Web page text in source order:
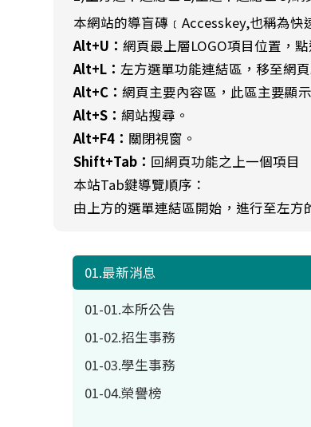
本網站的導盲磚﹝Accesskey,也稱為快
Alt+U：網頁最上層LOGO項目位置，
Alt+L：左方選單功能連結區，移至網
Alt+C：網頁主要內容區，此區主要顯
Alt+S：網站搜尋。
Alt+F4： 關閉視窗。
Shift+Tab： 回網頁功能之上一個項目
本站Tab鍵導覽順序：
由上方的選單連結區開始，進行至左
01.最新消息
01-01.本所公告
01-02.招生事務
01-03.學生事務
01-04.榮譽榜